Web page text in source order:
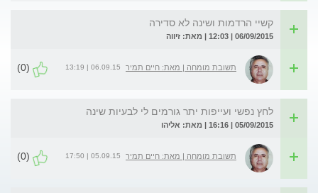
קשיי הרדמות ושינה לא סדירה
06/09/2015 | 12:03 | מאת: זיווה
תשובת מומחה | מאת: חיים תמיר 06.09.15 | 13:19
(0)
לחץ נפשי ועייפות יתר גורמים לי לבעיות שינה
05/09/2015 | 16:16 | מאת: אליהו
תשובת מומחה | מאת: חיים תמיר 05.09.15 | 17:50
(0)